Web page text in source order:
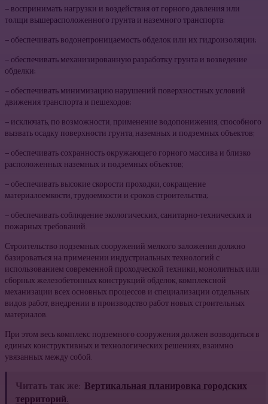
— воспринимать нагрузки и воздействия от горного давления или
толщи вышерасположенного грунта и наземного транспорта;
— обеспечивать водонепроницаемость обделок или их гидроизоляции;
— обеспечивать механизированную разработку грунта и возведение
обделки;
— обеспечивать минимизацию нарушений поверхностных условий
движения транспорта и пешеходов;
— исключать, по возможности, применение водопонижения, способного
вызвать осадку поверхности грунта, наземных и подземных объектов;
— обеспечивать сохранность окружающего горного массива и близко
расположенных наземных и подземных объектов;
— обеспечивать высокие скорости проходки, сокращение
материалоемкости, трудоемкости и сроков строительства;
— обеспечивать соблюдение экологических, санитарно-технических и
пожарных требований.
Строительство подземных сооружений мелкого заложения должно
базироваться на применении индустриальных технологий с
использованием современной проходческой техники, монолитных или
сборных железобетонных конструкций обделок, комплексной
механизации всех основных процессов и специализации отдельных
видов работ, внедрении в производство работ новых строительных
материалов.
При этом весь комплекс подземного сооружения должен возводиться в
единых конструктивных и технологических решениях, взаимно
увязанных между собой.
Читать так же: Вертикальная планировка городских
территорий.